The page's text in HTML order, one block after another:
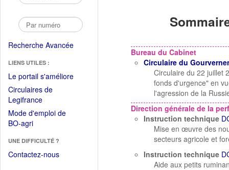
Recherche Avancée
LIENS UTILES :
Le portail s'améliore(Fichier
Circulaires de
Legifrance(Ouvrir
dans
une
fenêtre)
Mode d'emploi de
BO-agri(Ouvrir
une
nouvelle
UNE DIFFICULTÉ ?
Contactez-nous
Bureau du Cabinet
Circulaire du
Circulaire du 22 juillet
fonds d'urgence" en
l'agression de la
Direction générale de la
Instruction technique
Mise en œuvre des
secteurs agricole et
Instruction technique
Aide aux petits